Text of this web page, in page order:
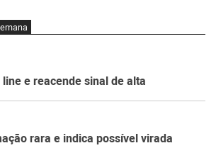
e reacende sinal de alta
rara e indica possível virada